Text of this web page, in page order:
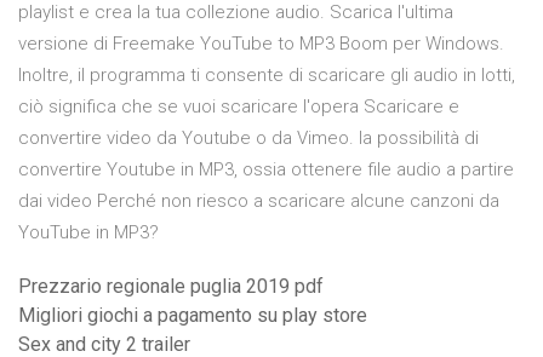
playlist e crea la tua collezione audio. Scarica l'ultima
versione di Freemake YouTube to MP3 Boom per Windows.
Inoltre, il programma ti consente di scaricare gli audio in lotti,
ciò significa che se vuoi scaricare l'opera Scaricare e
convertire video da Youtube o da Vimeo. la possibilità di
convertire Youtube in MP3, ossia ottenere file audio a partire
dai video Perché non riesco a scaricare alcune canzoni da
YouTube in MP3?
Prezzario regionale puglia 2019 pdf
Migliori giochi a pagamento su play store
Sex and city 2 trailer